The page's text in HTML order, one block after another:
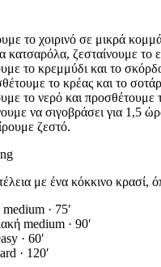
το χοιρινό σε μικρά
κατσαρόλα, ζεσταίνουμε το
το κρεμμύδι και το
το κρέας και το
το νερό και προσθέτουμε
να σιγοβράσει για 1,5
ζεστό.
με ένα κόκκινο κρασί,
medium · 75′
medium · 90′
· 60′
· 120′